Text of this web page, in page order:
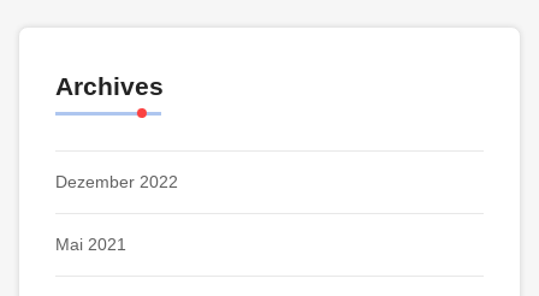
Archives
Dezember 2022
Mai 2021